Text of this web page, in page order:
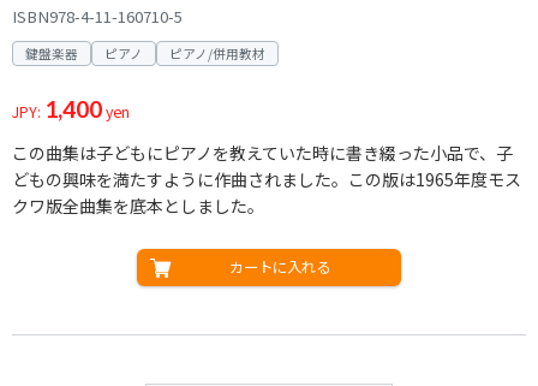
ISBN978-4-11-160710-5
鍵盤楽器 ピアノ ピアノ/併用教材
JPY: 1,400yen
この曲集は子どもにピアノを教えていた時に書き綴った小品で、子
どもの興味を満たすように作曲されました。この版は1965年度モス
クワ版全曲集を底本としました。
カートに入れる